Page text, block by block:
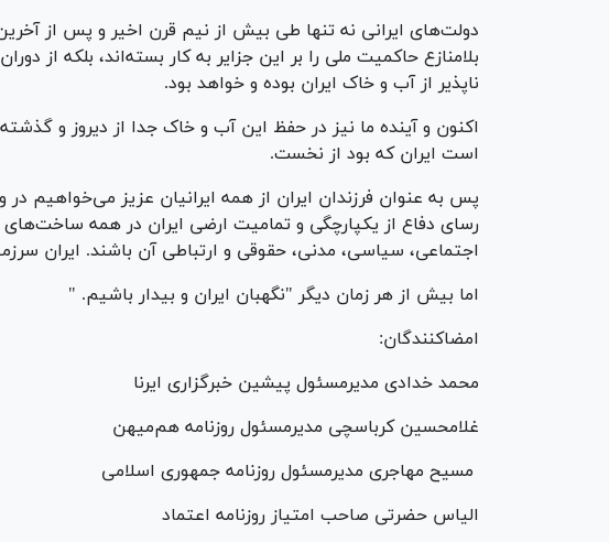
دولت‌های ایرانی نه تنها طی بیش از نیم قرن اخیر و پس از
بلامنازع حاکمیت ملی را بر این جزایر به کار بسته‌اند، بلکه از
ناپذیر از آب و خاک ایران بوده و خواهد بود.
اکنون و آینده ما نیز در حفظ این آب و خاک جدا از دیروز و
است ایران که بود از نخست.
پس به عنوان فرزندان ایران از همه ایرانیان عزیز می‌خواهیم
رسای دفاع از یکپارچگی و تمامیت ارضی ایران در همه ساخت‌های
اجتماعی، سیاسی، مدنی، حقوقی و ارتباطی آن باشند. ایران
اما بیش از هر زمان دیگر "نگهبان ایران و بیدار باشیم. "
امضاکنندگان:
محمد خدادی مدیرمسئول پیشین خبرگزاری ایرنا
غلامحسین کرباسچی مدیرمسئول روزنامه هم‌میهن
مسیح مهاجری مدیرمسئول روزنامه جمهوری اسلامی
الیاس حضرتی صاحب امتیاز روزنامه اعتماد